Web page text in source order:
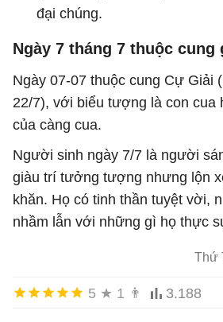
đại chúng.
Ngày 7 tháng 7 thuộc cung
Ngày 07-07 thuộc cung Cự Giải
22/7), với biểu tượng là con cua
của càng cua.
Người sinh ngày 7/7 là người
giàu trí tưởng tượng nhưng lộn
khăn. Họ có tinh thần tuyệt vời,
nhầm lẫn với những gì họ thực
Thứ
5 ★ 1 👨 3.188